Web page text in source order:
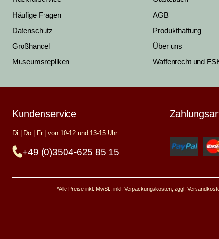
Häufige Fragen
Datenschutz
Großhandel
Museumsrepliken
AGB
Produkthaftung
Über uns
Waffenrecht und
Kundenservice
Di | Do | Fr | von 10-12 und 13-15 Uhr
+49 (0)3504-625 85 15
*Alle Preise inkl. MwSt., inkl. Verpackungskosten, zggl.